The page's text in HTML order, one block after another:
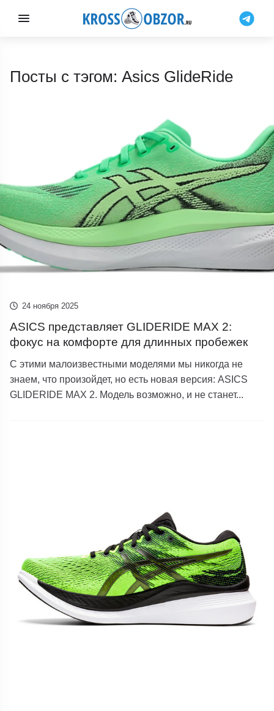
Посты с тэгом: Asics GlideRide
24 ноября 2025
ASICS представляет GLIDERIDE MAX 2:
фокус на комфорте для длинных пробежек
С этими малоизвестными моделями мы никогда не
знаем, что произойдет, но есть новая версия: ASICS
GLIDERIDE MAX 2. Модель возможно, и не станет...